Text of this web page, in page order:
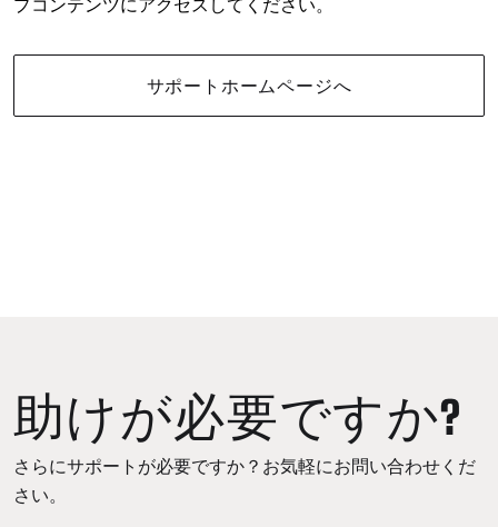
プコンテンツにアクセスしてください。
サポートホームページへ
助けが必要ですか?
さらにサポートが必要ですか？お気軽にお問い合わせくだ
さい。